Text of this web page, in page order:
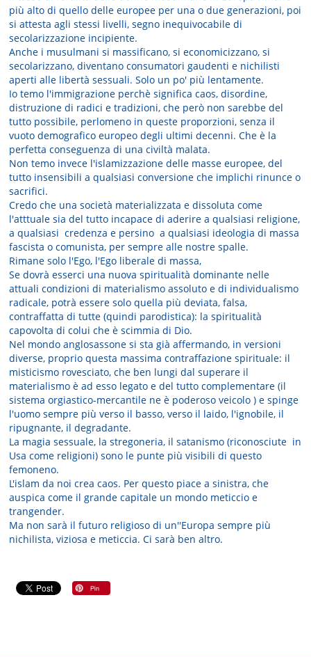
più alto di quello delle europee per una o due generazioni, poi
si attesta agli stessi livelli, segno inequivocabile di
secolarizzazione incipiente.
Anche i musulmani si massificano, si economicizzano, si
secolarizzano, diventano consumatori gaudenti e nichilisti
aperti alle libertà sessuali. Solo un po' più lentamente.
Io temo l'immigrazione perchè significa caos, disordine,
distruzione di radici e tradizioni, che però non sarebbe del
tutto possibile, perlomeno in queste proporzioni, senza il
vuoto demografico europeo degli ultimi decenni. Che è la
perfetta conseguenza di una civiltà malata.
Non temo invece l'islamizzazione delle masse europee, del
tutto insensibili a qualsiasi conversione che implichi rinunce o
sacrifici.
Credo che una società materializzata e dissoluta come
l'atttuale sia del tutto incapace di aderire a qualsiasi religione,
a qualsiasi credenza e persino a qualsiasi ideologia di massa
fascista o comunista, per sempre alle nostre spalle.
Rimane solo l'Ego, l'Ego liberale di massa,
Se dovrà esserci una nuova spiritualità dominante nelle
attuali condizioni di materialismo assoluto e di individualismo
radicale, potrà essere solo quella più deviata, falsa,
contraffatta di tutte (quindi parodistica): la spiritualità
capovolta di colui che è scimmia di Dio.
Nel mondo anglosassone si sta già affermando, in versioni
diverse, proprio questa massima contraffazione spirituale: il
misticismo rovesciato, che ben lungi dal superare il
materialismo è ad esso legato e del tutto complementare (il
sistema orgiastico-mercantile ne è poderoso veicolo ) e spinge
l'uomo sempre più verso il basso, verso il laido, l'ignobile, il
ripugnante, il degradante.
La magia sessuale, la stregoneria, il satanismo (riconosciute in
Usa come religioni) sono le punte più visibili di questo
femoneno.
L'islam da noi crea caos. Per questo piace a sinistra, che
auspica come il grande capitale un mondo meticcio e
trangender.
Ma non sarà il futuro religioso di un''Europa sempre più
nichilista, viziosa e meticcia. Ci sarà ben altro.